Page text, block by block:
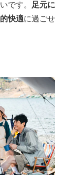
です。
足元に
快適に過ごせ